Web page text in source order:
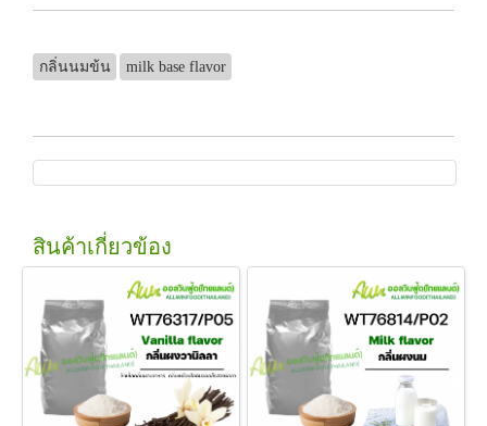
กลิ่นนมข้น milk base flavor
สินค้าเกี่ยวข้อง